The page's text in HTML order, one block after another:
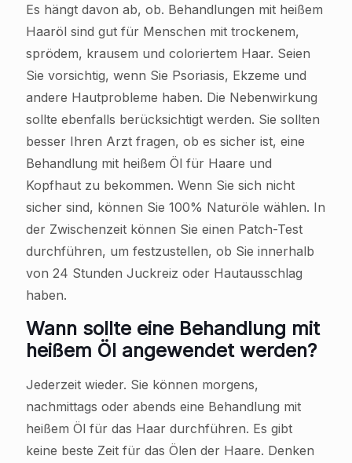
Es hängt davon ab, ob. Behandlungen mit heißem
Haaröl sind gut für Menschen mit trockenem,
sprödem, krausem und coloriertem Haar. Seien
Sie vorsichtig, wenn Sie Psoriasis, Ekzeme und
andere Hautprobleme haben. Die Nebenwirkung
sollte ebenfalls berücksichtigt werden. Sie sollten
besser Ihren Arzt fragen, ob es sicher ist, eine
Behandlung mit heißem Öl für Haare und
Kopfhaut zu bekommen. Wenn Sie sich nicht
sicher sind, können Sie 100% Naturöle wählen. In
der Zwischenzeit können Sie einen Patch-Test
durchführen, um festzustellen, ob Sie innerhalb
von 24 Stunden Juckreiz oder Hautausschlag
haben.
Wann sollte eine Behandlung mit
heißem Öl angewendet werden?
Jederzeit wieder. Sie können morgens,
nachmittags oder abends eine Behandlung mit
heißem Öl für das Haar durchführen. Es gibt
keine beste Zeit für das Ölen der Haare. Denken